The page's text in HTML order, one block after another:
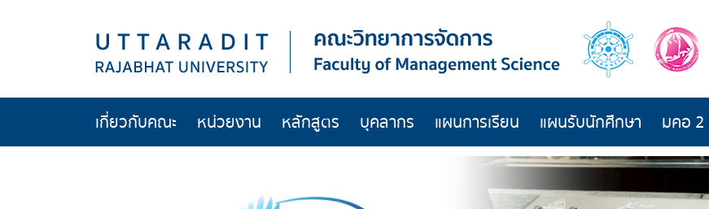
เกี่ยวกับคณะ หน่วยงาน หลักสูตร บุคลากร แผนการเรียน แผนรับนักศึกษา มคอ 2